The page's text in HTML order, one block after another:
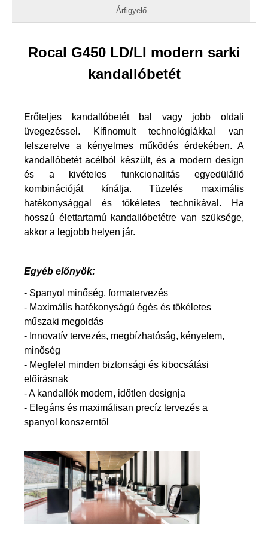
Árfigyelő
Rocal G450 LD/LI modern sarki
kandallóbetét
Erőteljes kandallóbetét bal vagy jobb oldali
üvegezéssel. Kifinomult technológiákkal van
felszerelve a kényelmes működés érdekében. A
kandallóbetét acélból készült, és a modern design
és a kivételes funkcionalitás egyedülálló
kombinációját kínálja. Tüzelés maximális
hatékonysággal és tökéletes technikával. Ha
hosszú élettartamú kandallóbetétre van szüksége,
akkor a legjobb helyen jár.
Egyéb előnyök:
- Spanyol minőség, formatervezés
- Maximális hatékonyságú égés és tökéletes
műszaki megoldás
- Innovatív tervezés, megbízhatóság, kényelem,
minőség
- Megfelel minden biztonsági és kibocsátási
előírásnak
- A kandallók modern, időtlen designja
- Elegáns és maximálisan precíz tervezés a
spanyol konszerntől